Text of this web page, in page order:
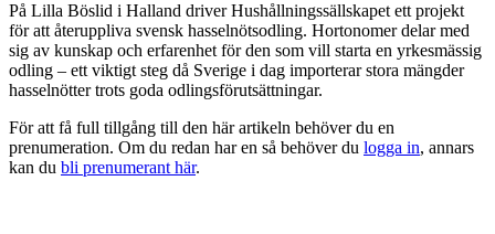
På Lilla Böslid i Halland driver Hushållningssällskapet ett projekt
för att återuppliva svensk hasselnötsodling. Hortonomer delar med
sig av kunskap och erfarenhet för den som vill starta en yrkesmässig
odling – ett viktigt steg då Sverige i dag importerar stora mängder
hasselnötter trots goda odlingsförutsättningar.
För att få full tillgång till den här artikeln behöver du en
prenumeration. Om du redan har en så behöver du logga in, annars
kan du bli prenumerant här.